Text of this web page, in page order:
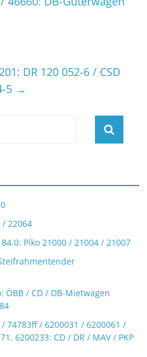
DR 120 052-6 / CSD
5 →
/ 22064
Piko 21000 / 21004 / 21007
ÖBB / CD / DB-Mietwagen
74783ff / 6200031 / 6200061 /
6200233: CD / DR / MAV / PKP